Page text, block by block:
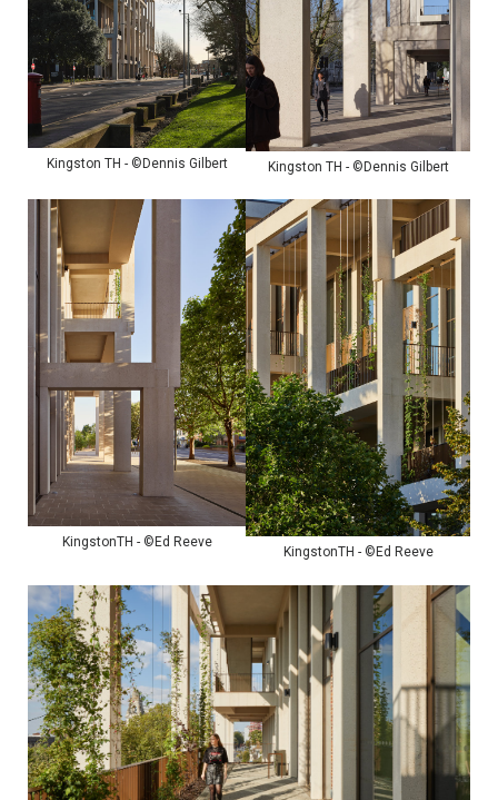
Kingston TH - ©Dennis Gilbert Kingston TH - ©Dennis Gilbert
KingstonTH - ©Ed Reeve
KingstonTH - ©Ed Reeve